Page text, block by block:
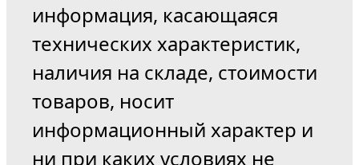
информация, касающаяся
технических характеристик,
наличия на складе, стоимости
товаров, носит
информационный характер и
ни при каких условиях не